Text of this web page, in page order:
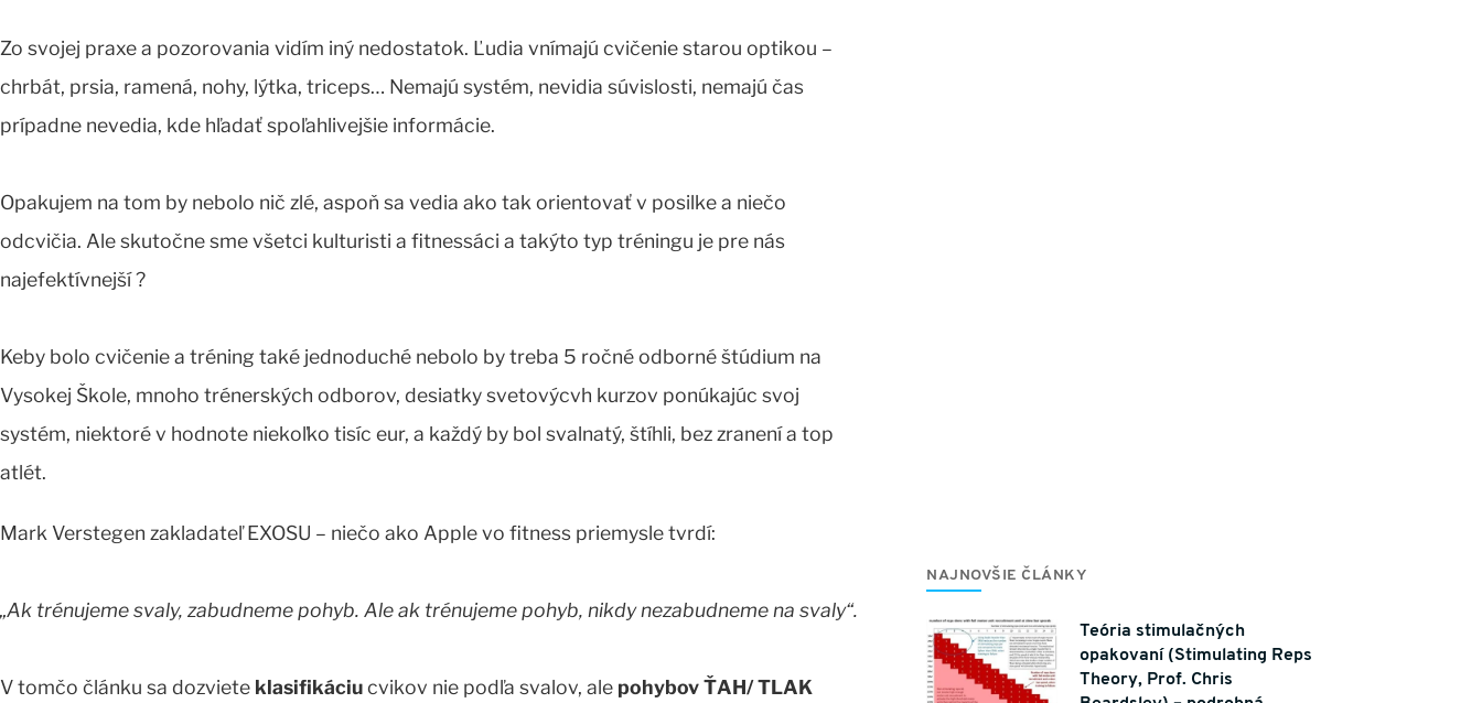
Zo svojej praxe a pozorovania vidím iný nedostatok. Ľudia vnímajú cvičenie starou optikou –
chrbát, prsia, ramená, nohy, lýtka, triceps… Nemajú systém, nevidia súvislosti, nemajú čas
prípadne nevedia, kde hľadať spoľahlivejšie informácie.
Opakujem na tom by nebolo nič zlé, aspoň sa vedia ako tak orientovať v posilke a niečo
odcvičia. Ale skutočne sme všetci kulturisti a fitnessáci a takýto typ tréningu je pre nás
najefektívnejší ?
Keby bolo cvičenie a tréning také jednoduché nebolo by treba 5 ročné odborné štúdium na
Vysokej Škole, mnoho trénerských odborov, desiatky svetovýcvh kurzov ponúkajúc svoj
systém, niektoré v hodnote niekoľko tisíc eur, a každý by bol svalnatý, štíhli, bez zranení a top
atlét.
Mark Verstegen zakladateľ EXOSU – niečo ako Apple vo fitness priemysle tvrdí:
„Ak trénujeme svaly, zabudneme pohyb. Ale ak trénujeme pohyb, nikdy nezabudneme na svaly“.
V tomčo článku sa dozviete klasifikáciucvikov nie podľa svalov, ale pohybovŤAH/ TLAK
NAJNOVŠIE ČLÁNKY
Teória stimulačných
opakovaní (Stimulating Reps
Theory, Prof. Chris